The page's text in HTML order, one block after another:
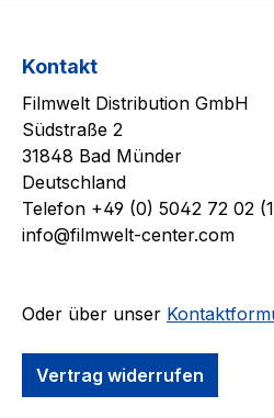
Kontakt
Filmwelt Distribution GmbH
Südstraße 2
31848 Bad Münder
Deutschland
Telefon +49 (0) 5042 72 02
info@filmwelt-center.com
Oder über unser
Vertrag widerrufen